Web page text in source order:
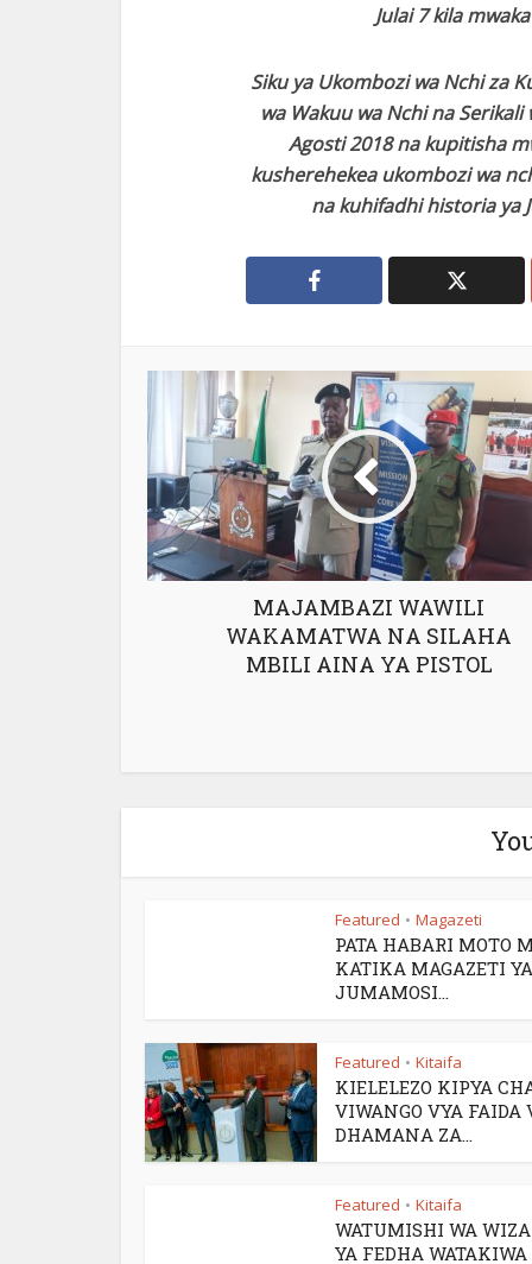
Julai 7 kila
Siku ya Ukombozi wa Nchi za
wa Wakuu wa Nchi na
Agosti 2018 na kupitisha
kusherehekea ukombozi wa
na kuhifadhi historia ya
MAJAMBAZI WAWILI
WAKAMATWA NA SILAHA
MBILI AINA YA PISTOL
Featured • Magazeti
PATA HABARI MOTO
KATIKA MAGAZETI
JUMAMOSI...
Featured • Kitaifa
KIELELEZO KIPYA
VIWANGO VYA FAIDA
DHAMANA ZA...
Featured • Kitaifa
WATUMISHI WA
YA FEDHA WATAKIWA